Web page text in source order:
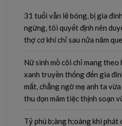
31 tuổi vẫn lẻ bóng, bị gia
ngừng, tôi quyết định nên
thợ cơ khí chỉ sau nửa năm
Nữ sinh mồ côi chỉ mang theo
xanh truyền thống đến gia
mắt, chẳng ngờ mẹ anh ta
thu dọn mâm tiệc thịnh soạn
Tỷ phú b;àng h;oàng khi phát